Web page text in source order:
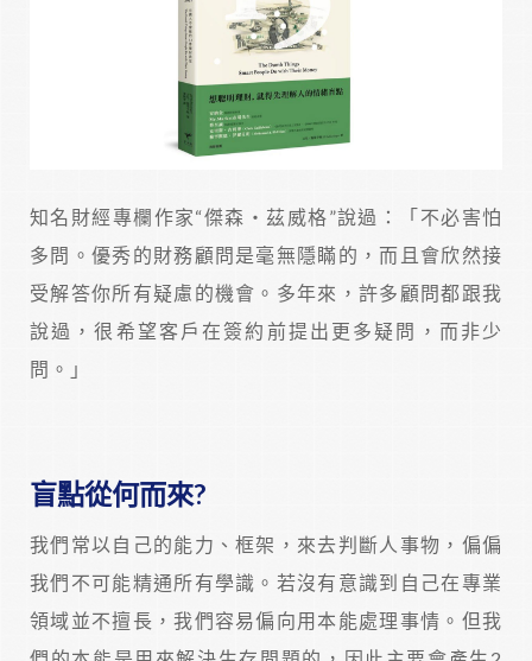
知名財經專欄作家“傑森‧茲威格”說過：「不必害怕
多問。優秀的財務顧問是毫無隱瞞的，而且會欣然接
受解答你所有疑慮的機會。多年來，許多顧問都跟我
說過，很希望客戶在簽約前提出更多疑問，而非少
問。」
盲點從何而來?
我們常以自己的能力、框架，來去判斷人事物，偏偏
我們不可能精通所有學識。若沒有意識到自己在專業
領域並不擅長，我們容易偏向用本能處理事情。但我